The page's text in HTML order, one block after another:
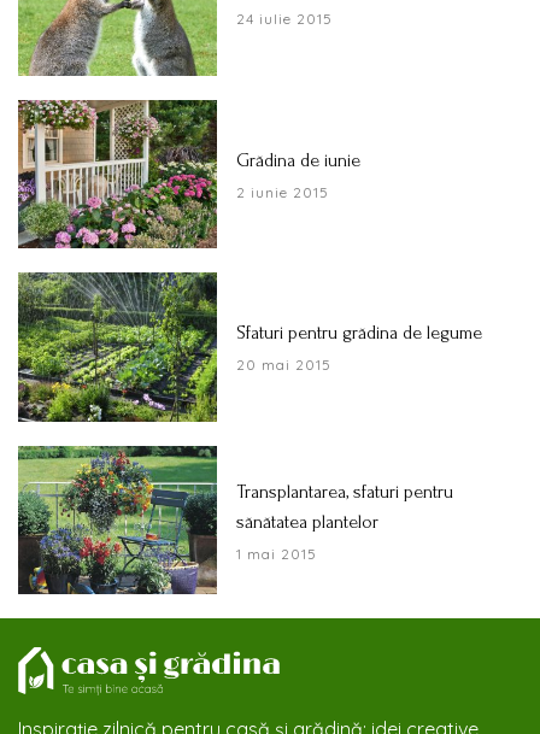
24 iulie 2015
Grădina de iunie
2 iunie 2015
Sfaturi pentru grădina de legume
20 mai 2015
Transplantarea, sfaturi pentru
sănătatea plantelor
1 mai 2015